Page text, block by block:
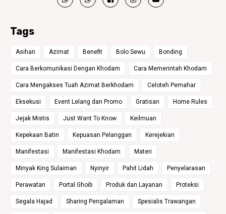
Tags
Asihan Azimat Benefit Bolo Sewu Bonding
Cara Berkomunikasi Dengan Khodam Cara Memerintah Khodam
Cara Mengakses Tuah Azimat Berkhodam Celoteh Pemahar
Eksekusi Event Lelang dan Promo Gratisan Home Rules
Jejak Mistis Just Want To Know Keilmuan
Kepekaan Batin Kepuasan Pelanggan Kerejekian
Manifestasi Manifestasi Khodam Materi
Minyak King Sulaiman Nyinyir Pahit Lidah Penyelarasan
Perawatan Portal Ghoib Produk dan Layanan Proteksi
Segala Hajad Sharing Pengalaman Spesialis Trawangan